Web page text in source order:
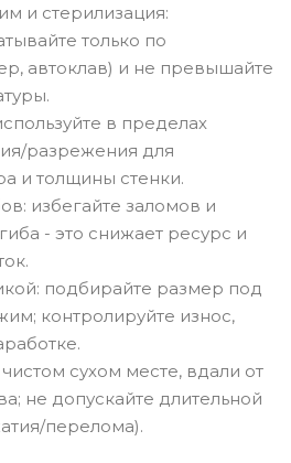
и стерилизация:
только по
автоклав) и не превышайте
в пределах
разрежения для
и толщины стенки.
избегайте заломов и
- это снижает ресурс и
подбирайте размер под
контролируйте износ,
сухом месте, вдали от
не допускайте длительной
перелома).